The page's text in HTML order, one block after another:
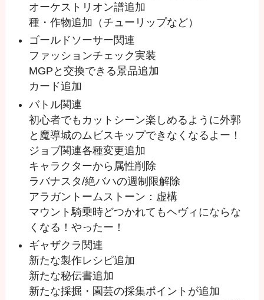
オーケストリオン譜追加
種・作物追加（チューリップなど）
ゴールドソーサー関連
ファッションチェック実装
MGPと交換できる景品追加
カード追加
バトル関連
初心者でもカットシーン楽しめるように外郭
と魔導城のムビスキップできなくなるよー！
ジョブ関連各種変更追加
キャラクターから属性削除
ラバナスタ/絶バハの週制限解除
アラガントームストーン：虚構
マウント騎乗時どつかれてもヘヴィにならな
くなる！やったー！
ギャザクラ関連
新たな製作レシピ追加
新たな秘伝書追加
新たな採掘・園芸の採集ポイントが追加